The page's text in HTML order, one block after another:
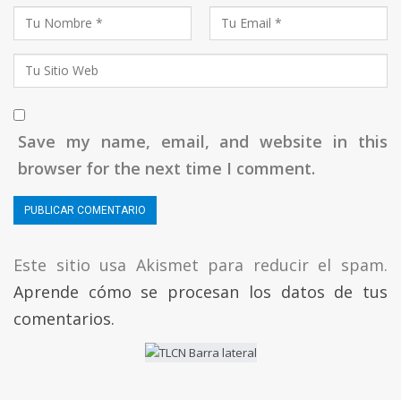
Save my name, email, and website in this
browser for the next time I comment.
Este sitio usa Akismet para reducir el spam.
Aprende cómo se procesan los datos de tus
comentarios.